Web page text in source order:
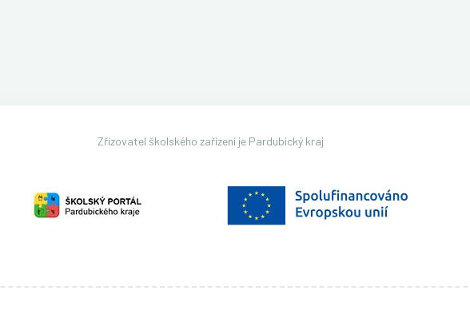
Zřizovatel školského zařízení je Pardubický kraj